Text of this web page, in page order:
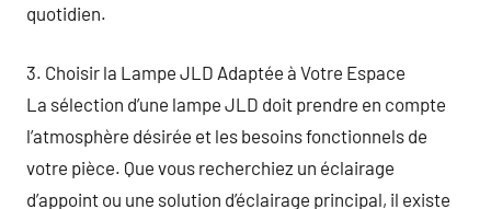
quotidien.
3. Choisir la Lampe JLD Adaptée à Votre Espace
La sélection d’une lampe JLD doit prendre en compte
l’atmosphère désirée et les besoins fonctionnels de
votre pièce. Que vous recherchiez un éclairage
d’appoint ou une solution d’éclairage principal, il existe